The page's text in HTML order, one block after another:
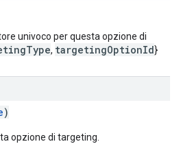
univoco per questa opzione di
, targetingOptionId}
)
opzione di targeting.